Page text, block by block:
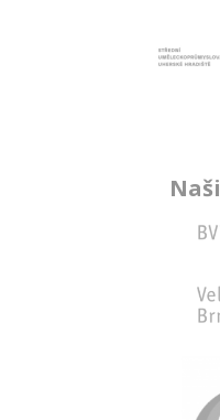
Naši